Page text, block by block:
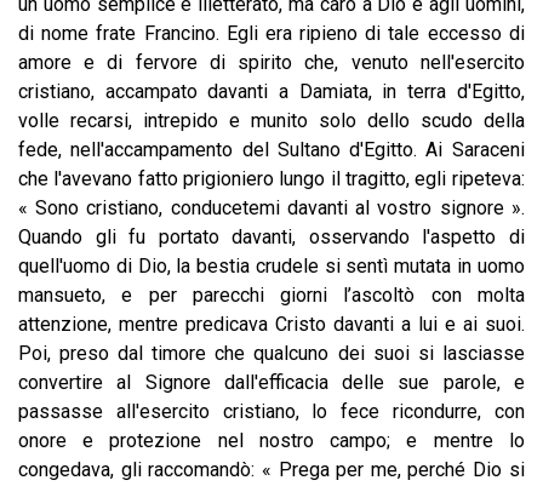
di nome frate Francino. Egli era ripieno di tale eccesso di
amore e di fervore di spirito che, venuto nell'esercito
cristiano, accampato davanti a Damiata, in terra d'Egitto,
volle recarsi, intrepido e munito solo dello scudo della
fede, nell'accampamento del Sultano d'Egitto. Ai Saraceni
che l'avevano fatto prigioniero lungo il tragitto, egli ripeteva:
« Sono cristiano, conducetemi davanti al vostro signore ».
Quando gli fu portato davanti, osservando l'aspetto di
quell'uomo di Dio, la bestia crudele si sentì mutata in uomo
mansueto, e per parecchi giorni l’ascoltò con molta
attenzione, mentre predicava Cristo davanti a lui e ai suoi.
Poi, preso dal timore che qualcuno dei suoi si lasciasse
convertire al Signore dall'efficacia delle sue parole, e
passasse all'esercito cristiano, lo fece ricondurre, con
onore e protezione nel nostro campo; e mentre lo
congedava, gli raccomandò: « Prega per me, perché Dio si